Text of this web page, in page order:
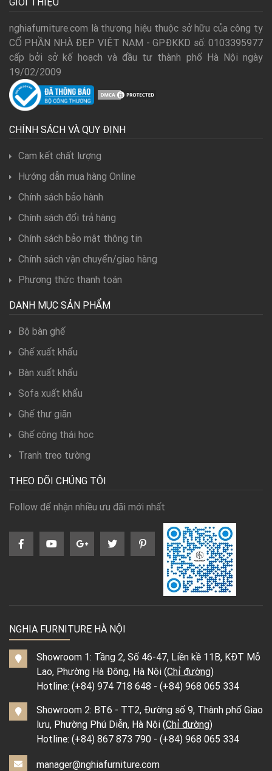
nghiafurniture.com là thương hiệu thuộc sở hữu của công ty
CỔ PHẦN NHÀ ĐẸP VIỆT NAM - GPĐKKD số: 0103395977
cấp bởi sở kế hoạch và đầu tư thành phố Hà Nội ngày
19/02/2009
CHÍNH SÁCH VÀ QUY ĐỊNH
Cam kết chất lượng
Hướng dẫn mua hàng Online
Chính sách bảo hành
Chính sách đổi trả hàng
Chính sách bảo mật thông tin
Chính sách vận chuyển/giao hàng
Phương thức thanh toán
DANH MỤC SẢN PHẨM
Bộ bàn ghế
Ghế xuất khẩu
Bàn xuất khẩu
Sofa xuất khẩu
Ghế thư giãn
Ghế công thái học
Tranh treo tường
THEO DÕI CHÚNG TÔI
Follow để nhận nhiều ưu đãi mới nhất
NGHIA FURNITURE HÀ NỘI
Showroom 1: Tầng 2, Số 46-47, Liền kề 11B, KĐT Mỗ
Lao, Phường Hà Đông, Hà Nội (Chỉ đường)
Hotline: (+84) 974 718 648 - (+84) 968 065 334
Showroom 2: BT6 - TT2, Đường số 9, Thành phố Giao
lưu, Phường Phú Diễn, Hà Nội (Chỉ đường)
Hotline: (+84) 867 873 790 - (+84) 968 065 334
manager@nghiafurniture.com